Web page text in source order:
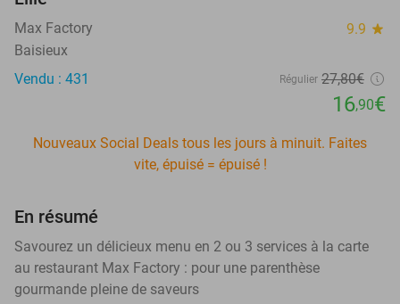
Max Factory 9.9 star
Baisieux
Vendu : 431
Régulier 27,80€
16,90€
Nouveaux Social Deals tous les jours à minuit. Faites
vite, épuisé = épuisé !
En résumé
Savourez un délicieux menu en 2 ou 3 services à la carte
au restaurant Max Factory : pour une parenthèse
gourmande pleine de saveurs